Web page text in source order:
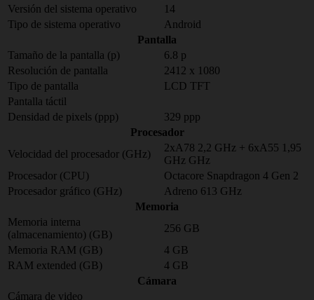
Versión del sistema operativo
14
Tipo de sistema operativo
Android
Pantalla
Tamaño de la pantalla (p)
6.8 p
Resolución de pantalla
2412 x 1080
Tipo de pantalla
LCD TFT
Pantalla táctil
Densidad de pixels (ppp)
329 ppp
Procesador
Velocidad del procesador (GHz)
2xA78 2,2 GHz + 6xA55 1,95
GHz GHz
Procesador (CPU)
Octacore Snapdragon 4 Gen 2
Procesador gráfico (GHz)
Adreno 613 GHz
Memoria
Memoria interna
(almacenamiento) (GB)
256 GB
Memoria RAM (GB)
4 GB
RAM extended (GB)
4 GB
Cámara
Cámara de video